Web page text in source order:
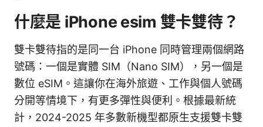
什麼是 iPhone esim 雙卡雙待？
雙卡雙待指的是同一台 iPhone 同時管理兩個網路
號碼：一個是實體 SIM（Nano SIM），另一個是
數位 eSIM。這讓你在海外旅遊、工作與個人號碼
分開等情境下，有更多彈性與便利。根據最新統
計，2024-2025 年多數新機型都原生支援雙卡雙